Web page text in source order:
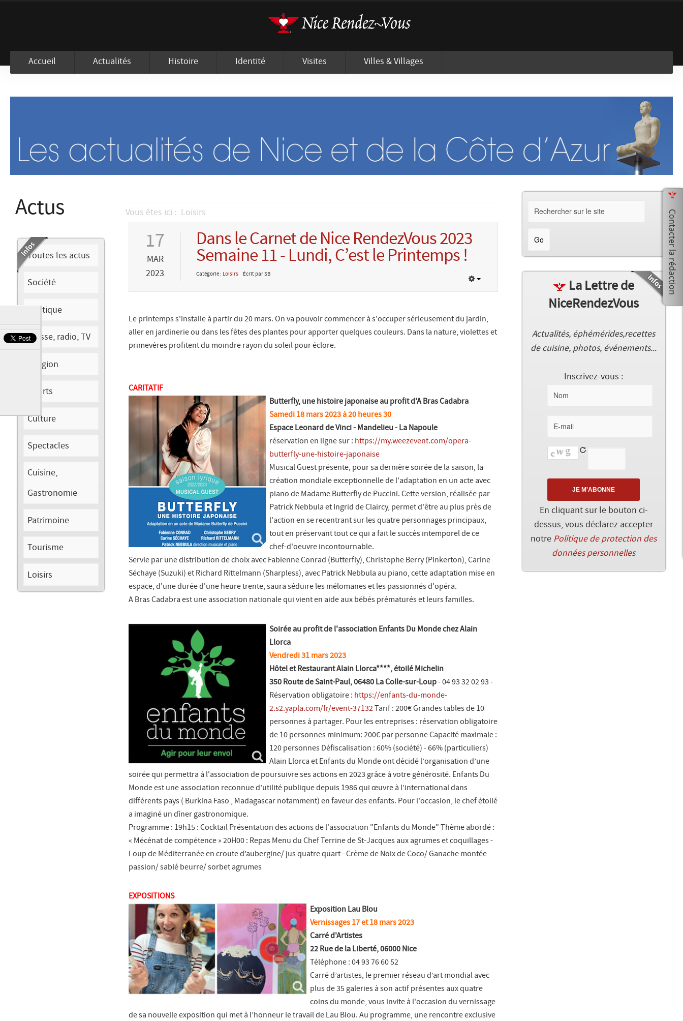
Accueil Actualités Histoire Identité Visites Villes & Villages
Actus
Toutes les actus
Société
Politique
Presse, radio, TV
Religion
Sports
Culture
Spectacles
Cuisine,
Gastronomie
Patrimoine
Tourisme
Loisirs
Vous êtes ici : Loisirs
17
MAR
2023
Dans le Carnet de Nice RendezVous 2023
Semaine 11 - Lundi, C’est le Printemps !
Catégorie : Loisirs Écrit par SB
Le printemps s'installe à partir du 20 mars. On va pouvoir commencer à s'occuper sérieusement du jardin,
aller en jardinerie ou dans les fêtes des plantes pour apporter quelques couleurs. Dans la nature, violettes et
primevères profitent du moindre rayon du soleil pour éclore.
CARITATIF
Butterfly, une histoire japonaise au profit d'A Bras Cadabra
Samedi 18 mars 2023 à 20 heures 30
Espace Leonard de Vinci - Mandelieu - La Napoule
réservation en ligne sur : https://my.weezevent.com/opera-
butterfly-une-histoire-japonaise
Musical Guest présente, pour sa dernière soirée de la saison, la
création mondiale exceptionnelle de l'adaptation en un acte avec
piano de Madame Butterfly de Puccini. Cette version, réalisée par
Patrick Nebbula et Ingrid de Claircy, permet d'être au plus près de
l'action en se recentrant sur les quatre personnages principaux,
tout en préservant tout ce qui a fait le succès intemporel de ce
chef-d'oeuvre incontournable.
Servie par une distribution de choix avec Fabienne Conrad (Butterfly), Christophe Berry (Pinkerton), Carine
Séchaye (Suzuki) et Richard Rittelmann (Sharpless), avec Patrick Nebbula au piano, cette adaptation mise en
espace, d'une durée d'une heure trente, saura séduire les mélomanes et les passionnés d'opéra.
A Bras Cadabra est une association nationale qui vient en aide aux bébés prématurés et leurs familles.
Soirée au profit de l'association Enfants Du Monde chez Alain
Llorca
Vendredi 31 mars 2023
Hôtel et Restaurant Alain Llorca****, étoilé Michelin
350 Route de Saint-Paul, 06480 La Colle-sur-Loup- 04 93 32 02 93 -
Réservation obligatoire : https://enfants-du-monde-
2.s2.yapla.com/fr/event-37132Tarif : 200€ Grandes tables de 10
personnes à partager. Pour les entreprises : réservation obligatoire
de 10 personnes minimum: 200€ par personne Capacité maximale :
120 personnes Défiscalisation : 60% (société) - 66% (particuliers)
Alain Llorca et Enfants du Monde ont décidé l’organisation d’une
soirée qui permettra à l'association de poursuivre ses actions en 2023 grâce à votre générosité. Enfants Du
Monde est une association reconnue d’utilité publique depuis 1986 qui œuvre à l’international dans
différents pays ( Burkina Faso , Madagascar notamment) en faveur des enfants. Pour l'occasion, le chef étoilé
a imaginé un dîner gastronomique.
Programme : 19h15 : Cocktail Présentation des actions de l'association "Enfants du Monde" Thème abordé :
« Mécénat de compétence » 20H00 : Repas Menu du Chef Terrine de St-Jacques aux agrumes et coquillages -
Loup de Méditerranée en croute d’aubergine/ jus quatre quart - Crème de Noix de Coco/ Ganache montée
passion/ sablé beurre/ sorbet agrumes
EXPOSITIONS
Exposition Lau Blou
Vernissages 17 et 18 mars 2023
Carré d'Artistes
22 Rue de la Liberté, 06000 Nice
Téléphone : 04 93 76 60 52
Carré d’artistes, le premier réseau d’art mondial avec
plus de 35 galeries à son actif présentes aux quatre
coins du monde, vous invite à l'occasion du vernissage
de sa nouvelle exposition qui met à l’honneur le travail de Lau Blou. Au programme, une rencontre exclusive
La Lettre de
NiceRendezVous
Actualités, éphémérides,recettes
de cuisine, photos, événements...
Inscrivez-vous :
En cliquant sur le bouton ci-
dessus, vous déclarez accepter
notre Politique de protection des
données personnelles